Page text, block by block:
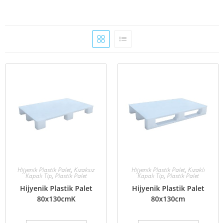
Hijyenik Plastik Palet, Kızaksız
Kapalı Tip, Plastik Palet
Hijyenik Plastik Palet
80x130cmK
Hijyenik Plastik Palet, Kızaklı
Kapalı Tip, Plastik Palet
Hijyenik Plastik Palet
80x130cm